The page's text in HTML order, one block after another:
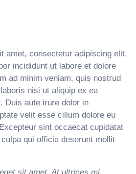
amet, consectetur adipiscing elit,
incididunt ut labore et dolore
ad minim veniam, quis nostrud
nisi ut aliquip ex ea
Duis aute irure dolor in
velit esse cillum dolore eu
sint occaecat cupidatat
qui officia deserunt mollit
sit amet. At ultrices mi